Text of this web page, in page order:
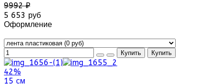
9992 ₽
5 653 руб
Оформление
42%
15 см